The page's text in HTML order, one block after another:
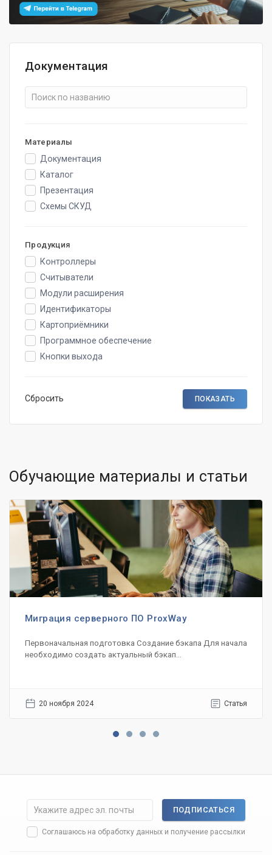
Документация
Материалы
Документация
Каталог
Презентация
Схемы СКУД
Продукция
Контроллеры
Считыватели
Модули расширения
Идентификаторы
Картоприёмники
Программное обеспечение
Кнопки выхода
Сбросить
Обучающие материалы и статьи
Миграция серверного ПО ProxWay
Первоначальная подготовка Создание бэкапа Для начала
необходимо создать актуальный бэкап...
20 ноября 2024 Статья
ПОДПИСАТЬСЯ
Соглашаюсь на обработку данных и получение рассылки